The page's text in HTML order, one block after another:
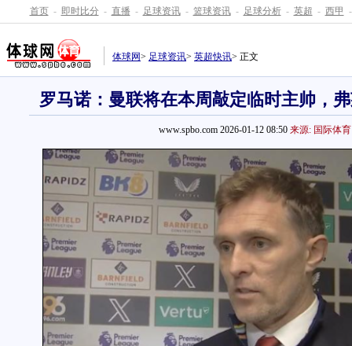
首页 - 即时比分 - 直播 - 足球资讯 - 篮球资讯 - 足球分析 - 英超 - 西甲 -
体球网> 足球资讯> 英超快讯> 正文
罗马诺：曼联将在本周敲定临时主帅，
www.spbo.com 2026-01-12 08:50 来源: 国际体育